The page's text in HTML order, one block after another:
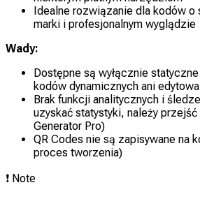
Idealne rozwiązanie dla kodów o
marki i profesjonalnym wyglądzie
Wady:
Dostępne są wyłącznie
kodów dynamicznych ani
Brak funkcji analitycznych i
uzyskać statystyki, należy
Generator Pro)
QR Codes nie są zapisywane na
proces tworzenia)
❗ Note